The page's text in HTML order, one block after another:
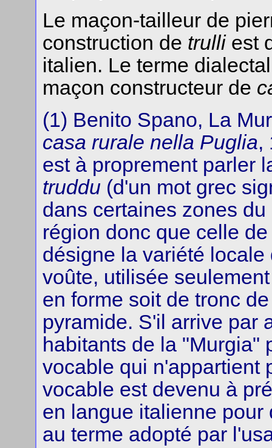
Le maçon-tailleur de
construction de trulliest
italien. Le terme
maçon constructeur de
(1) Benito Spano, La
casa rurale nella Puglia,
est à proprement parler
truddu (d'un mot grec
dans certaines zones
région donc que celle
désigne la variété
voûte, utilisée
en forme soit de tronc
pyramide. S'il arrive par
habitants de la "Murgia"
vocable qui n'appartient
vocable est devenu à
en langue italienne
au terme adopté par